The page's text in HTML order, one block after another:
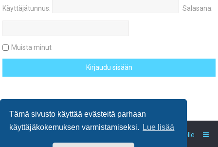
Tämä sivusto käyttää evästeitä parhaan
käyttäjäkokemuksen varmistamiseksi.
Lue lisää
Käyttäjätunnus: Salasana:
Muista minut
Viesti Ylläpidolle